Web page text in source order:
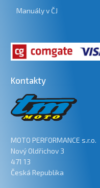
Manuály v ČJ
Kontakty
MOTO PERFORMANCE s.r.o.
Nový Oldřichov 3
471 13
Česká Republika